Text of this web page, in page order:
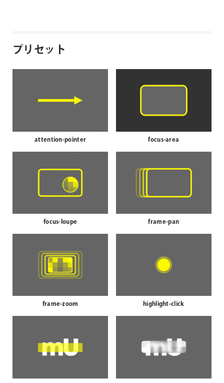
プリセット
attention-pointer focus-area
focus-loupe frame-pan
frame-zoom highlight-click